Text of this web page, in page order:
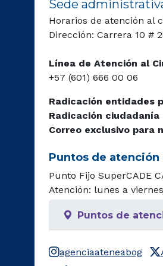
Sede
Horarios de atención al
Dirección: Carrera 10 #
Línea de Atención al
+57 (601) 666 00 06
Radicación entidades
Radicación ciudadanía
Correo exclusivo para
Puntos de atención
Punto Fijo SuperCADE
Atención: lunes a
Puntos de
agenciaateneabog